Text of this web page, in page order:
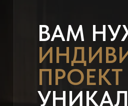
ВАМ
ПРОЕКТ